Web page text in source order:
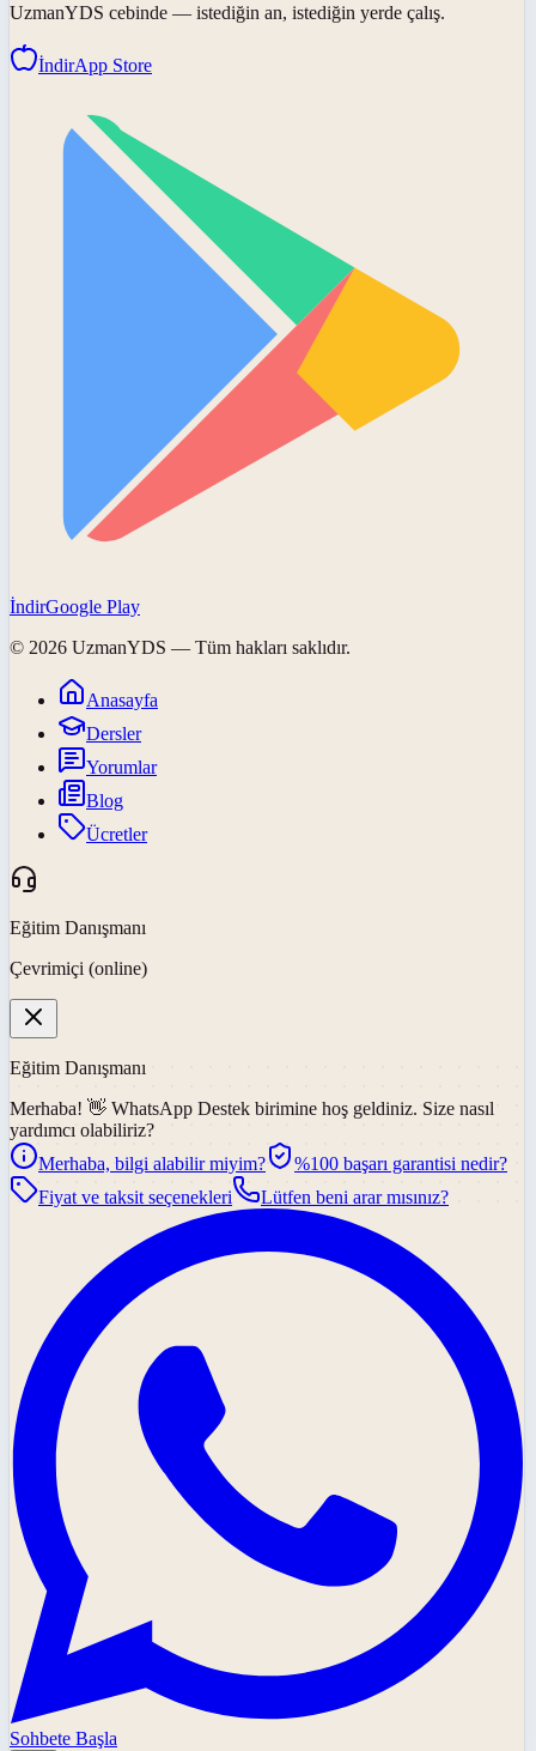
UzmanYDS cebinde — istediğin an, istediğin yerde çalış.
İndirApp Store
İndirGoogle Play
© 2026 UzmanYDS — Tüm hakları saklıdır.
Anasayfa
Dersler
Yorumlar
Blog
Ücretler
Eğitim Danışmanı
Çevrimiçi (online)
Eğitim Danışmanı
Merhaba! 👋 WhatsApp Destek birimine hoş geldiniz. Size nasıl
yardımcı olabiliriz?
Merhaba, bilgi alabilir miyim?
%100 başarı garantisi nedir?
Fiyat ve taksit seçenekleri
Lütfen beni arar mısınız?
Sohbete Başla